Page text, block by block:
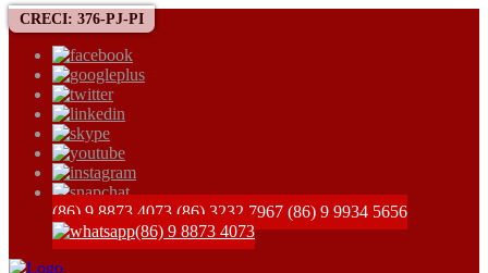
CRECI: 376-PJ-PI
(86) 9 8873 4073 (86) 3232 7967 (86) 9 9934 5656
(86) 9 8873 4073